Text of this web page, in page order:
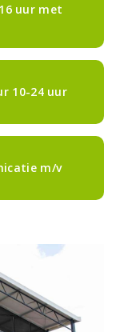
uur met
10-24 uur
m/v